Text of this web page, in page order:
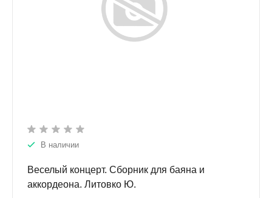
В наличии
Веселый концерт. Сборник для баяна и
аккордеона. Литовко Ю.